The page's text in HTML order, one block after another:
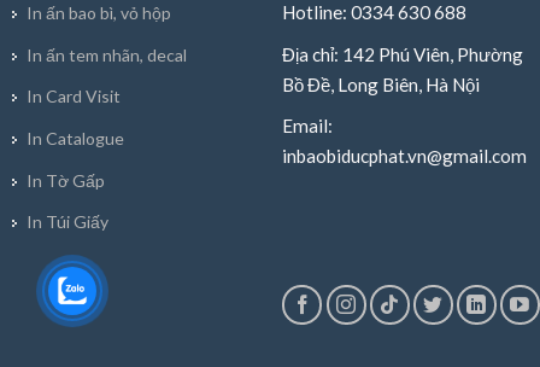
In ấn bao bì, vỏ hộp
In ấn tem nhãn, decal
In Card Visit
In Catalogue
In Tờ Gấp
In Túi Giấy
Hotline: 0334 630 688
Địa chỉ: 142 Phú Viên, Phường
Bồ Đề, Long Biên, Hà Nội
Email:
inbaobiducphat.vn@gmail.com